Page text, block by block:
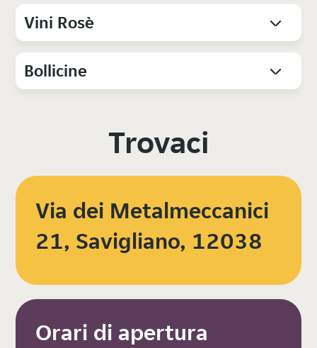
Vini Rosè
Bollicine
Trovaci
Via dei Metalmeccanici
21, Savigliano, 12038
Orari di apertura